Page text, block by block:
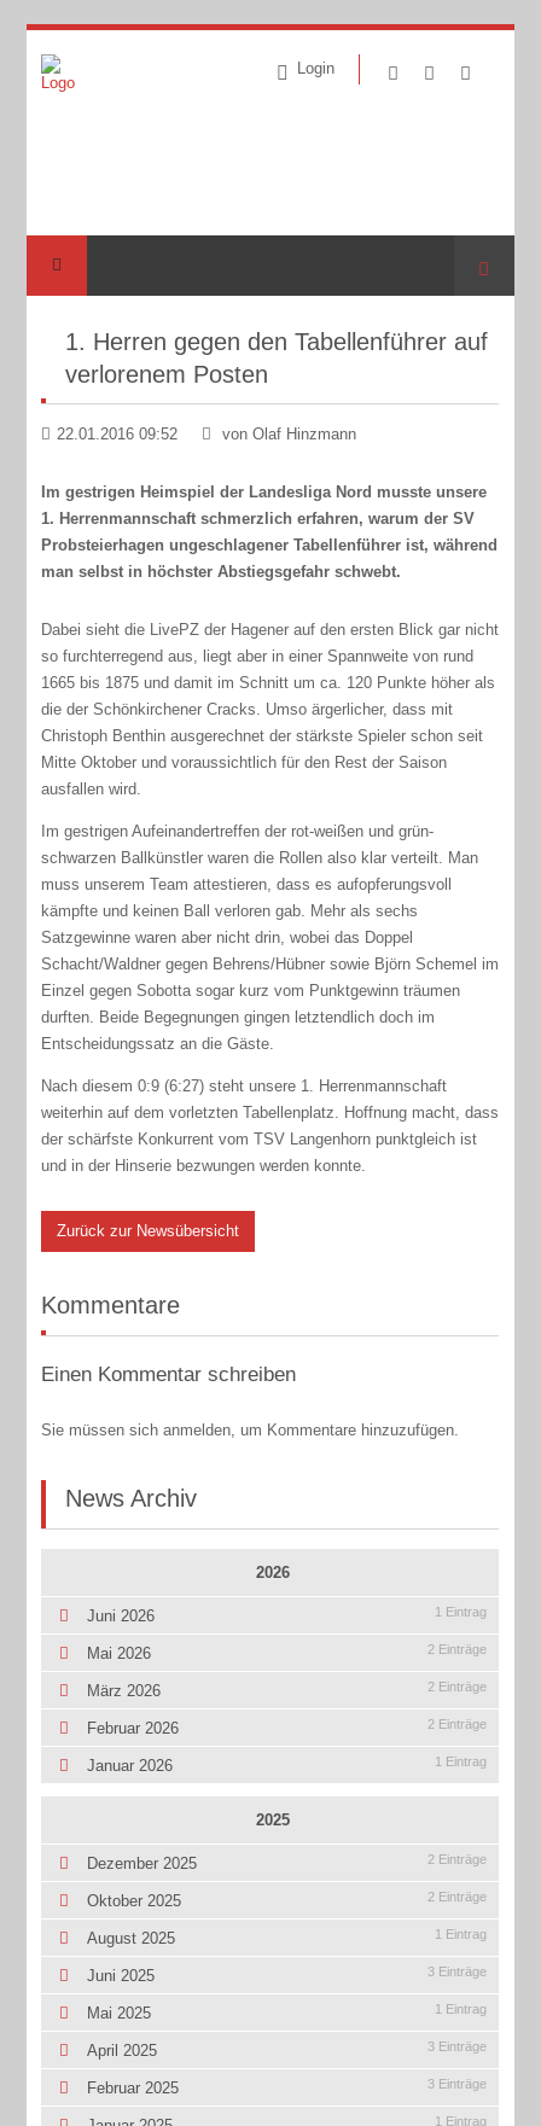
Login
Suche
1. Herren gegen den Tabellenführer auf
verlorenem Posten
22.01.2016 09:52 von Olaf Hinzmann
Im gestrigen Heimspiel der Landesliga Nord musste unsere
1. Herrenmannschaft schmerzlich erfahren, warum der SV
Probsteierhagen ungeschlagener Tabellenführer ist, während
man selbst in höchster Abstiegsgefahr schwebt.
Dabei sieht die LivePZ der Hagener auf den ersten Blick gar nicht
so furchterregend aus, liegt aber in einer Spannweite von rund
1665 bis 1875 und damit im Schnitt um ca. 120 Punkte höher als
die der Schönkirchener Cracks. Umso ärgerlicher, dass mit
Christoph Benthin ausgerechnet der stärkste Spieler schon seit
Mitte Oktober und voraussichtlich für den Rest der Saison
ausfallen wird.
Im gestrigen Aufeinandertreffen der rot-weißen und grün-
schwarzen Ballkünstler waren die Rollen also klar verteilt. Man
muss unserem Team attestieren, dass es aufopferungsvoll
kämpfte und keinen Ball verloren gab. Mehr als sechs
Satzgewinne waren aber nicht drin, wobei das Doppel
Schacht/Waldner gegen Behrens/Hübner sowie Björn Schemel im
Einzel gegen Sobotta sogar kurz vom Punktgewinn träumen
durften. Beide Begegnungen gingen letztendlich doch im
Entscheidungssatz an die Gäste.
Nach diesem 0:9 (6:27) steht unsere 1. Herrenmannschaft
weiterhin auf dem vorletzten Tabellenplatz. Hoffnung macht, dass
der schärfste Konkurrent vom TSV Langenhorn punktgleich ist
und in der Hinserie bezwungen werden konnte.
Zurück zur Newsübersicht
Kommentare
Einen Kommentar schreiben
Sie müssen sich anmelden, um Kommentare hinzuzufügen.
News Archiv
2026
Juni 2026 1 Eintrag
Mai 2026 2 Einträge
März 2026 2 Einträge
Februar 2026 2 Einträge
Januar 2026 1 Eintrag
2025
Dezember 2025 2 Einträge
Oktober 2025 2 Einträge
August 2025 1 Eintrag
Juni 2025 3 Einträge
Mai 2025 1 Eintrag
April 2025 3 Einträge
Februar 2025 3 Einträge
1 Eintrag